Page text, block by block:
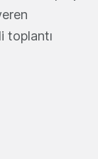
toplantı